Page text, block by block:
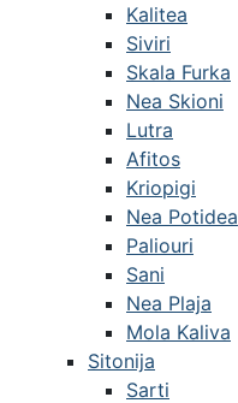
Kalitea
Siviri
Skala Furka
Nea Skioni
Lutra
Afitos
Kriopigi
Nea Potidea
Paliouri
Sani
Nea Plaja
Mola Kaliva
Sitonija
Sarti